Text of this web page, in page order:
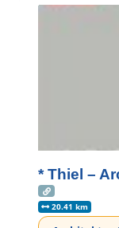
* Thiel –
20.41 km